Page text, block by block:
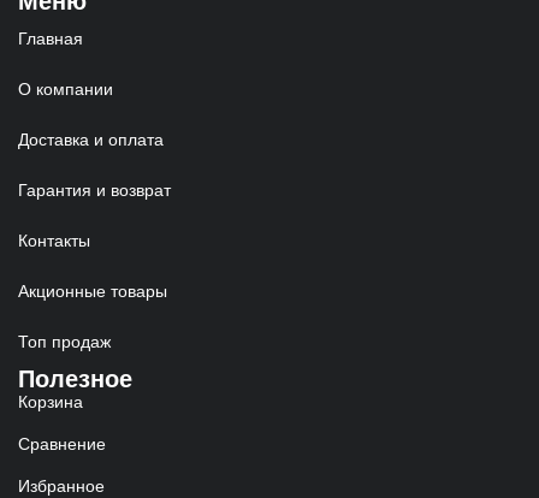
Главная
О компании
Доставка и оплата
Гарантия и возврат
Контакты
Акционные товары
Топ продаж
Полезное
Корзина
Сравнение
Избранное